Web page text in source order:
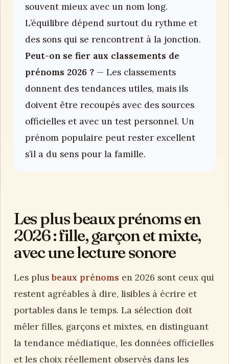
souvent mieux avec un nom long.
L’équilibre dépend surtout du rythme et
des sons qui se rencontrent à la jonction.
Peut-on se fier aux classements de
prénoms 2026 ? — Les classements
donnent des tendances utiles, mais ils
doivent être recoupés avec des sources
officielles et avec un test personnel. Un
prénom populaire peut rester excellent
s’il a du sens pour la famille.
Les plus beaux prénoms en
2026 : fille, garçon et mixte,
avec une lecture sonore
Les plusbeaux prénoms en 2026 sont ceux qui
restent agréables à dire, lisibles à écrire et
portables dans le temps. La sélection doit
mêler filles, garçons et mixtes, en distinguant
la tendance médiatique, les données officielles
et les choix réellement observés dans les